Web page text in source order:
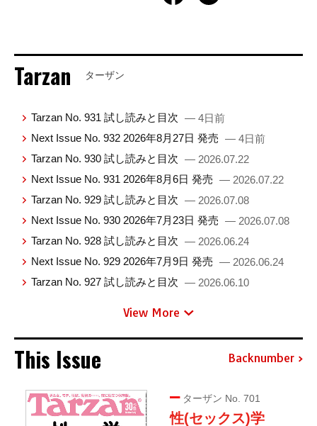
Tarzan ターザン
Tarzan No. 931 試し読みと目次 — 4日前
Next Issue No. 932 2026年8月27日 発売 — 4日前
Tarzan No. 930 試し読みと目次 — 2026.07.22
Next Issue No. 931 2026年8月6日 発売 — 2026.07.22
Tarzan No. 929 試し読みと目次 — 2026.07.08
Next Issue No. 930 2026年7月23日 発売 — 2026.07.08
Tarzan No. 928 試し読みと目次 — 2026.06.24
Next Issue No. 929 2026年7月9日 発売 — 2026.06.24
Tarzan No. 927 試し読みと目次 — 2026.06.10
View More
This Issue Backnumber
ターザン No. 701
性(セックス)学